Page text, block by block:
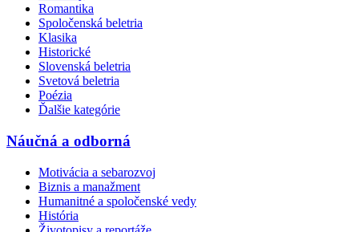
Romantika
Spoločenská beletria
Klasika
Historické
Slovenská beletria
Svetová beletria
Poézia
Ďalšie kategórie
Náučná a odborná
Motivácia a sebarozvoj
Biznis a manažment
Humanitné a spoločenské vedy
História